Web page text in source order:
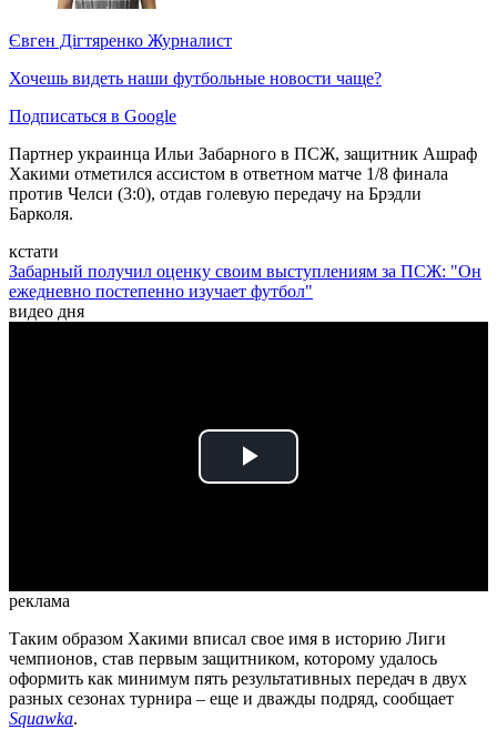
Євген Дігтяренко Журналист
Хочешь видеть наши футбольные новости чаще?
Подписаться в Google
Партнер украинца Ильи Забарного в ПСЖ, защитник Ашраф
Хакими отметился ассистом в ответном матче 1/8 финала
против Челси (3:0), отдав голевую передачу на Брэдли
Барколя.
кстати
Забарный получил оценку своим выступлениям за ПСЖ: "Он
ежедневно постепенно изучает футбол"
видео дня
Play
реклама
Таким образом Хакими вписал свое имя в историю Лиги
чемпионов, став первым защитником, которому удалось
оформить как минимум пять результативных передач в двух
разных сезонах турнира – еще и дважды подряд, сообщает
Squawka.